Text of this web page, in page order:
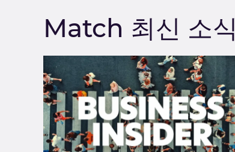
Match 최신 소식